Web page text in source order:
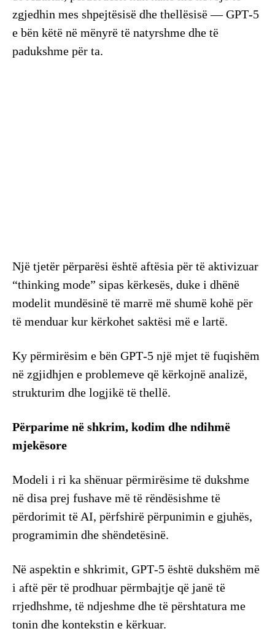
zgjedhin mes shpejtësisë dhe thellësisë — GPT‑5
e bën këtë në mënyrë të natyrshme dhe të
padukshme për ta.
Një tjetër përparësi është aftësia për të aktivizuar
“thinking mode” sipas kërkesës, duke i dhënë
modelit mundësinë të marrë më shumë kohë për
të menduar kur kërkohet saktësi më e lartë.
Ky përmirësim e bën GPT‑5 një mjet të fuqishëm
në zgjidhjen e problemeve që kërkojnë analizë,
strukturim dhe logjikë të thellë.
Përparime në shkrim, kodim dhe ndihmë
mjekësore
Modeli i ri ka shënuar përmirësime të dukshme
në disa prej fushave më të rëndësishme të
përdorimit të AI, përfshirë përpunimin e gjuhës,
programimin dhe shëndetësinë.
Në aspektin e shkrimit, GPT‑5 është dukshëm më
i aftë për të prodhuar përmbajtje që janë të
rrjedhshme, të ndjeshme dhe të përshtatura me
tonin dhe kontekstin e kërkuar.